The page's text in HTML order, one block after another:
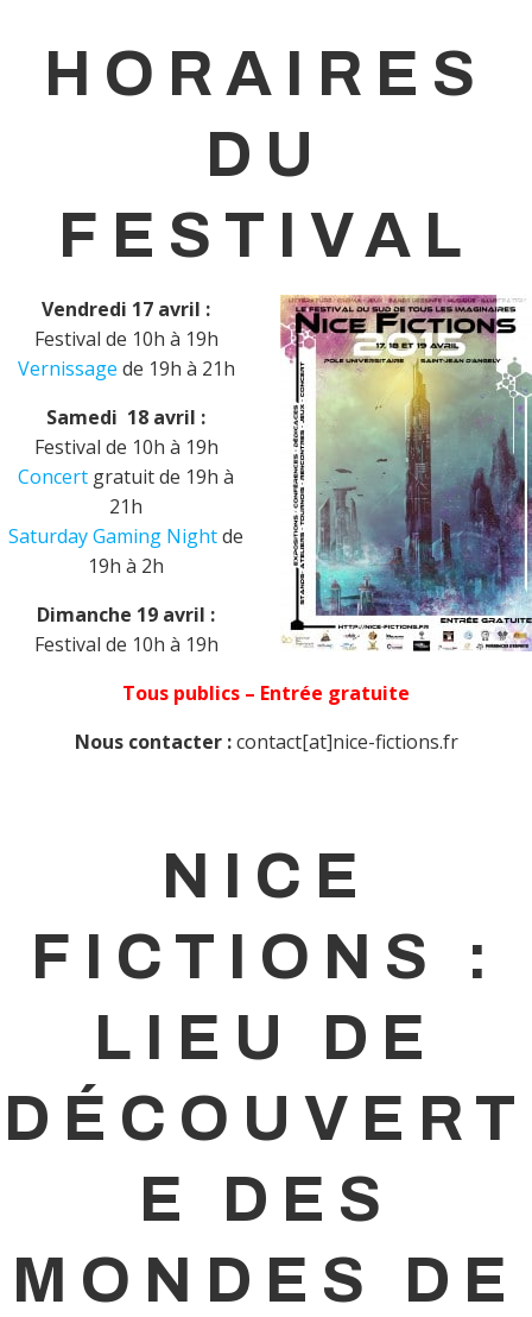
HORAIRES
DU
FESTIVAL
Vendredi 17 avril :
Festival de 10h à 19h
Vernissage de 19h à 21h
Samedi 18 avril :
Festival de 10h à 19h
Concert gratuit de 19h à
21h
Saturday Gaming Nightde
19h à 2h
Dimanche 19 avril :
Festival de 10h à 19h
Tous publics – Entrée gratuite
Nous contacter :contact[at]nice-fictions.fr
NICE
FICTIONS :
LIEU DE
DÉCOUVERT
E DES
MONDES DE